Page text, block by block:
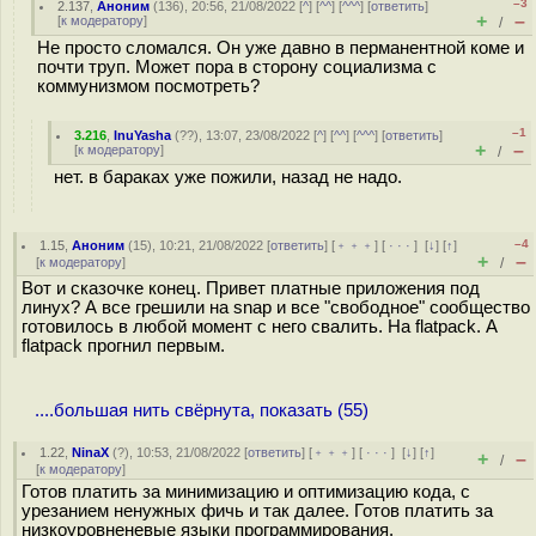
2.137 ,Аноним (136), 20:56, 21/08/2022 [^] [^^] [^^^] [ответить]
[к модератору]
–3
+ / –
Не просто сломался. Он уже давно в перманентной коме и
почти труп. Может пора в сторону социализма с
коммунизмом посмотреть?
3.216 ,InuYasha (??), 13:07, 23/08/2022 [^] [^^] [^^^] [ответить]
[к модератору]
–1
+ / –
нет. в бараках уже пожили, назад не надо.
1.15 ,Аноним (15), 10:21, 21/08/2022 [ответить] [ ﹢﹢﹢] [ · · ·][↓] [↑]
[к модератору]
–4
+ / –
Вот и сказочке конец. Привет платные приложения под
линух? А все грешили на snap и все "свободное" сообщество
готовилось в любой момент с него свалить. На flatpack. А
flatpack прогнил первым.
....большая нить свёрнута, показать (55)
1.22 ,NinaX (?), 10:53, 21/08/2022 [ответить] [ ﹢﹢﹢] [ · · ·][↓] [↑]
[к модератору] + / –
Готов платить за минимизацию и оптимизацию кода, с
урезанием ненужных фичь и так далее. Готов платить за
низкоуровненевые языки программирования.